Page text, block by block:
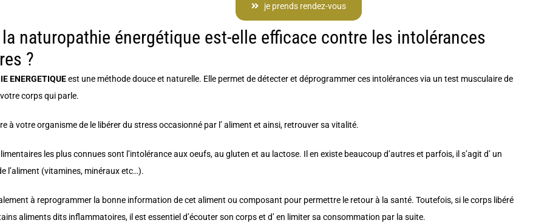
je prends rendez-vous
naturopathie énergétique est-elle efficace contre les intolérances
?
ENERGETIQUEest une méthode douce et naturelle. Elle permet de détecter et déprogrammer ces intolérances via un test musculaire de
corps qui parle.
à votre organisme de le libérer du stress occasionné par l’ aliment et ainsi, retrouver sa vitalité.
les plus connues sont l’intolérance aux oeufs, au gluten et au lactose. Il en existe beaucoup d’autres et parfois, il s’agit d’ un
l’aliment (vitamines, minéraux etc…).
à reprogrammer la bonne information de cet aliment ou composant pour permettre le retour à la santé. Toutefois, si le corps libéré
aliments dits inflammatoires, il est essentiel d’écouter son corps et d’ en limiter sa consommation par la suite.